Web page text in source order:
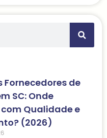
Fornecedores de
SC: Onde
Qualidade e
(2026)